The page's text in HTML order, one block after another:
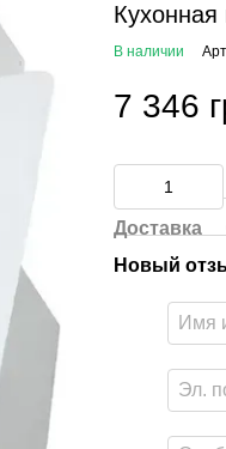
В наличии
7 346
Доставка
Новый